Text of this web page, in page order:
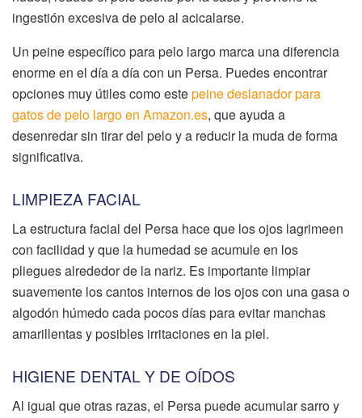
ingestión excesiva de pelo al acicalarse.
Un peine específico para pelo largo marca una diferencia
enorme en el día a día con un Persa. Puedes encontrar
opciones muy útiles como estepeine deslanador para
gatos de pelo largo en Amazon.es, que ayuda a
desenredar sin tirar del pelo y a reducir la muda de forma
significativa.
LIMPIEZA FACIAL
La estructura facial del Persa hace que los ojos lagrimeen
con facilidad y que la humedad se acumule en los
pliegues alrededor de la nariz. Es importante limpiar
suavemente los cantos internos de los ojos con una gasa o
algodón húmedo cada pocos días para evitar manchas
amarillentas y posibles irritaciones en la piel.
HIGIENE DENTAL Y DE OÍDOS
Al igual que otras razas, el Persa puede acumular sarro y